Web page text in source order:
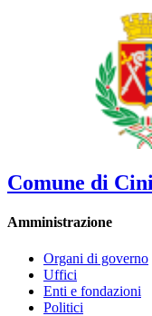
Comune di
Amministrazione
Organi di governo
Uffici
Enti e fondazioni
Politici